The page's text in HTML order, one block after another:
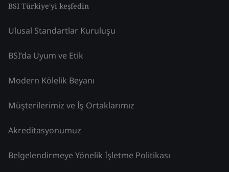
BSI Türkiye'yi keşfedin
Ulusal Standartlar Kuruluşu
BSI’da Uyum ve Etik
Modern Kölelik Beyanı
Müşterilerimiz ve İş Ortaklarımız
Akreditasyonumuz
Belgelendirmeye Yönelik İşletme Politikası